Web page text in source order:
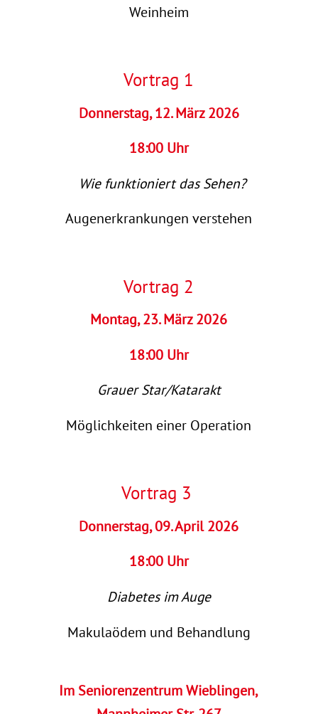
Weinheim
Vortrag 1
Donnerstag, 12. März 2026
18:00 Uhr
Wie funktioniert das Sehen?
Augenerkrankungen verstehen
Vortrag 2
Montag, 23. März 2026
18:00 Uhr
Grauer Star/Katarakt
Möglichkeiten einer Operation
Vortrag 3
Donnerstag, 09. April 2026
18:00 Uhr
Diabetes im Auge
Makulaödem und Behandlung
Im Seniorenzentrum Wieblingen,